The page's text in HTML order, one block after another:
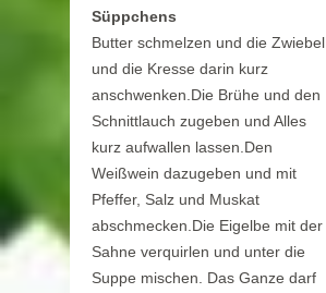
Süppchens
Butter schmelzen und die Zwiebel
und die Kresse darin kurz
anschwenken.Die Brühe und den
Schnittlauch zugeben und Alles
kurz aufwallen lassen.Den
Weißwein dazugeben und mit
Pfeffer, Salz und Muskat
abschmecken.Die Eigelbe mit der
Sahne verquirlen und unter die
Suppe mischen. Das Ganze darf